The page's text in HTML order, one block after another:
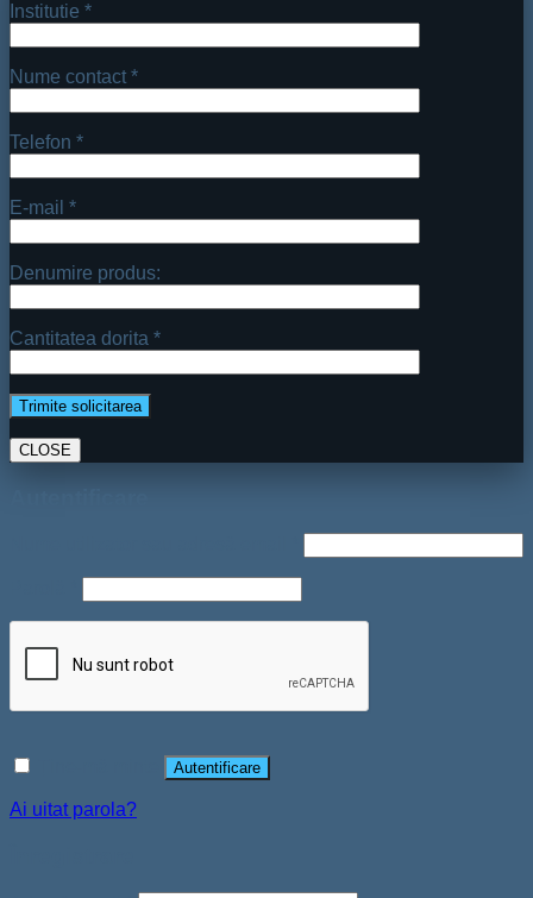
Institutie *
Nume contact *
Telefon *
E-mail *
Denumire produs:
Cantitatea dorita *
CLOSE
Autentificare
Ai uitat parola?